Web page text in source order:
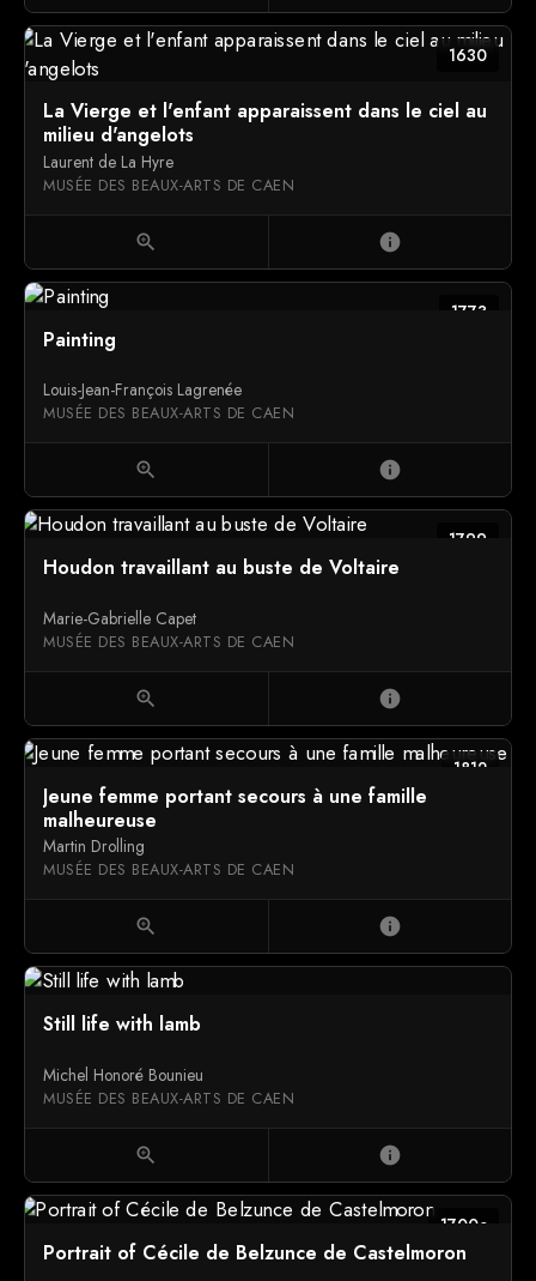
1630
La Vierge et l'enfant apparaissent dans le ciel au
milieu d'angelots
Laurent de La Hyre
MUSÉE DES BEAUX-ARTS DE CAEN
zoom_in info
1773
Painting
Louis-Jean-François Lagrenée
MUSÉE DES BEAUX-ARTS DE CAEN
zoom_in info
1799
Houdon travaillant au buste de Voltaire
Marie-Gabrielle Capet
MUSÉE DES BEAUX-ARTS DE CAEN
zoom_in info
1812
Jeune femme portant secours à une famille
malheureuse
Martin Drolling
MUSÉE DES BEAUX-ARTS DE CAEN
zoom_in info
Still life with lamb
Michel Honoré Bounieu
MUSÉE DES BEAUX-ARTS DE CAEN
zoom_in info
1700c
Portrait of Cécile de Belzunce de Castelmoron